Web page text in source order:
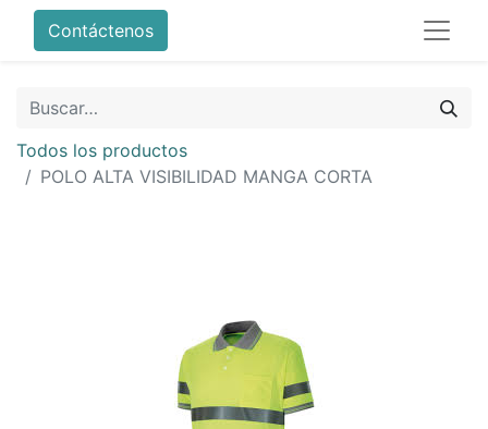
Contáctenos
Todos los productos
POLO ALTA VISIBILIDAD MANGA CORTA